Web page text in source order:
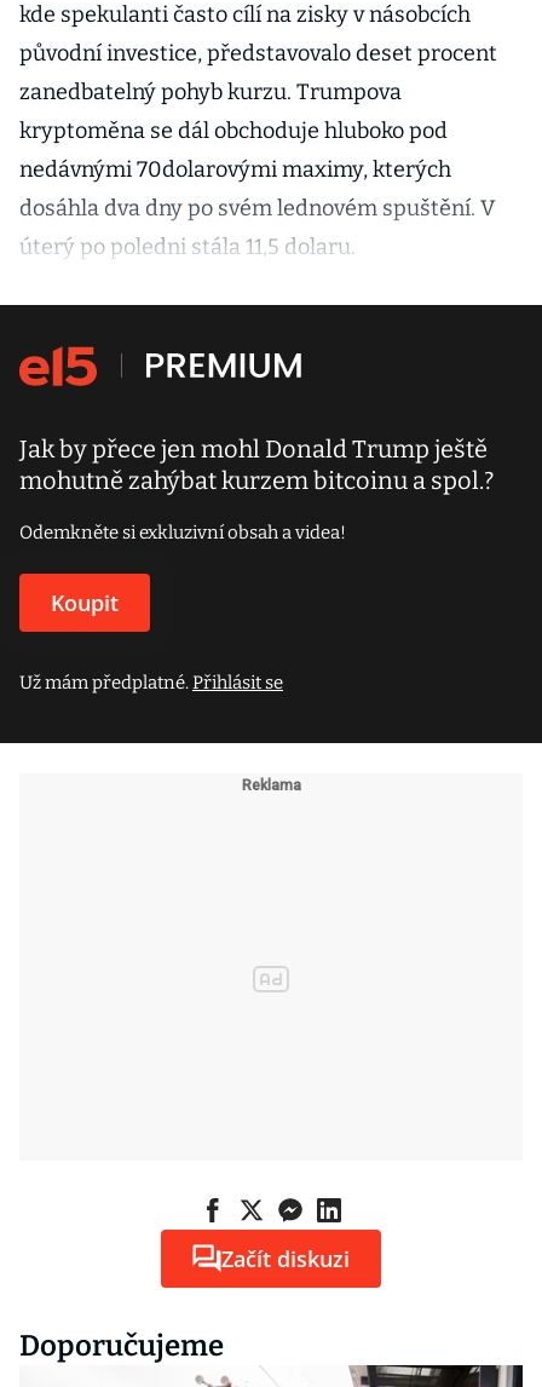
kde spekulanti často cílí na zisky v násobcích
původní investice, představovalo deset procent
zanedbatelný pohyb kurzu. Trumpova
kryptoměna se dál obchoduje hluboko pod
nedávnými 70dolarovými maximy, kterých
dosáhla dva dny po svém lednovém spuštění. V
úterý po poledni stála 11,5 dolaru.
Jak by přece jen mohl Donald Trump ještě
mohutně zahýbat kurzem bitcoinu a spol.?
Odemkněte si exkluzivní obsah a videa!
Koupit
Už mám předplatné.Přihlásit se
Začít diskuzi
Doporučujeme